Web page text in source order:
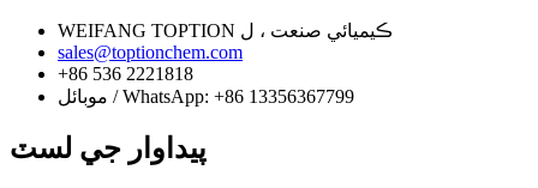
WEIFANG TOPTION ڪيميائي صنعت ، ل
sales@toptionchem.com
+86 536 2221818
موبائل / WhatsApp: +86 13356367799
پيداوار جي لسٽ